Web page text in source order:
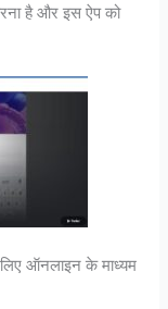
है और इस ऐप को
ऑनलाइन के माध्यम